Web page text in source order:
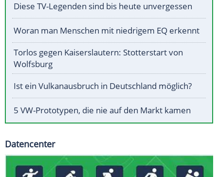
Diese TV-Legenden sind bis heute unvergessen
Woran man Menschen mit niedrigem EQ erkennt
Torlos gegen Kaiserslautern: Stotterstart von
Wolfsburg
Ist ein Vulkanausbruch in Deutschland möglich?
5 VW-Prototypen, die nie auf den Markt kamen
Datencenter